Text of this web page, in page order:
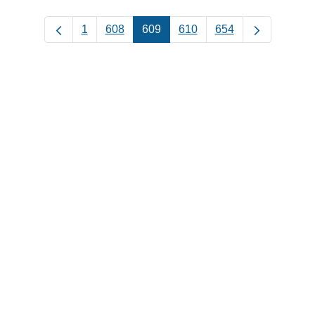
1 608 609 610 654